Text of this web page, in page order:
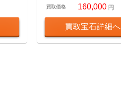
買取価格 160,000 円
買取宝石詳細へ